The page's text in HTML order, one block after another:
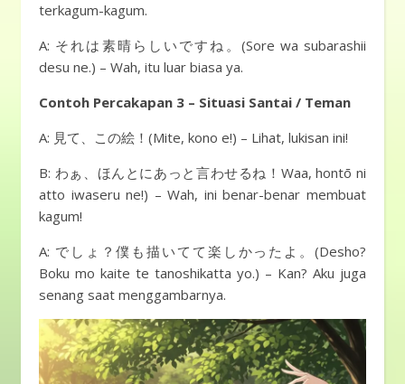
terkagum-kagum.
A: それは素晴らしいですね。(Sore wa subarashii
desu ne.) – Wah, itu luar biasa ya.
Contoh Percakapan 3 – Situasi Santai / Teman
A: 見て、この絵！(Mite, kono e!) – Lihat, lukisan ini!
B: わぁ、ほんとにあっと言わせるね！Waa, hontō ni
atto iwaseru ne!) – Wah, ini benar-benar membuat
kagum!
A: でしょ？僕も描いてて楽しかったよ。(Desho?
Boku mo kaite te tanoshikatta yo.) – Kan? Aku juga
senang saat menggambarnya.